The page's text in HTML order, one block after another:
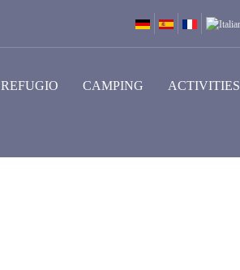
REFUGIO CAMPING ACTIVITIES